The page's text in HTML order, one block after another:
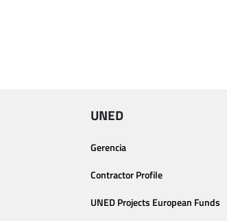
UNED
Gerencia
Contractor Profile
UNED Projects European Funds